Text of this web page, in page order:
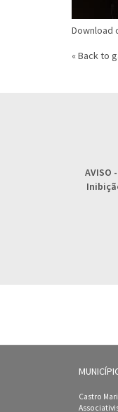
Download
« Back to
AVISO
Castro